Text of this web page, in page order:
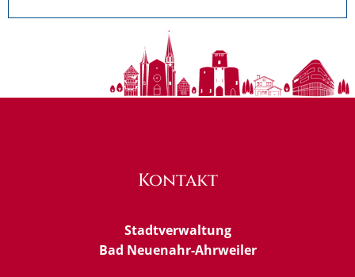
Kontakt
Stadtverwaltung
Bad Neuenahr-Ahrweiler